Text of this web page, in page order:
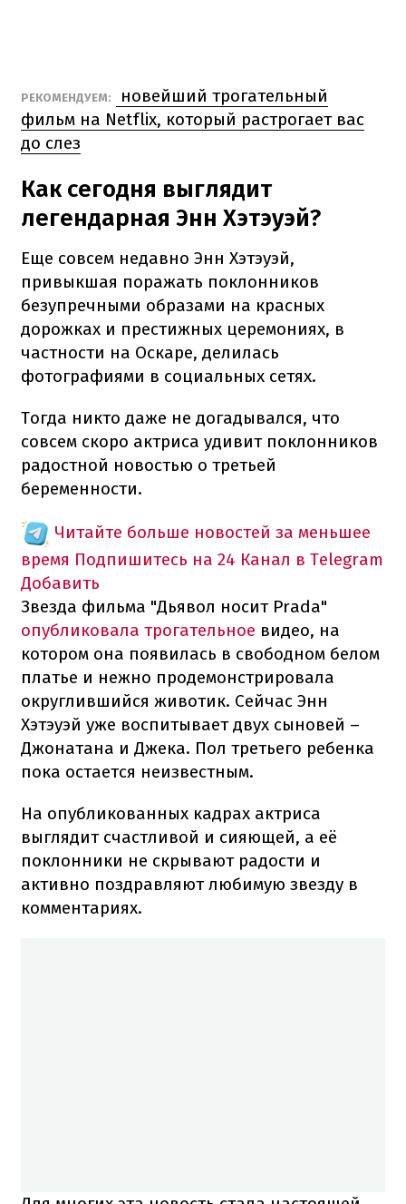
РЕКОМЕНДУЕМ:
новейший трогательный
фильм на Netflix, который растрогает вас
до слез
Как сегодня выглядит
легендарная Энн Хэтэуэй?
Еще совсем недавно Энн Хэтэуэй,
привыкшая поражать поклонников
безупречными образами на красных
дорожках и престижных церемониях, в
частности на Оскаре, делилась
фотографиями в социальных сетях.
Тогда никто даже не догадывался, что
совсем скоро актриса удивит поклонников
радостной новостью о третьей
беременности.
Читайте больше новостей за меньшее
время Подпишитесь на 24 Канал в Telegram
Добавить
Звезда фильма "Дьявол носит Prada"
опубликовала трогательное видео, на
котором она появилась в свободном белом
платье и нежно продемонстрировала
округлившийся животик. Сейчас Энн
Хэтэуэй уже воспитывает двух сыновей –
Джонатана и Джека. Пол третьего ребенка
пока остается неизвестным.
На опубликованных кадрах актриса
выглядит счастливой и сияющей, а её
поклонники не скрывают радости и
активно поздравляют любимую звезду в
комментариях.